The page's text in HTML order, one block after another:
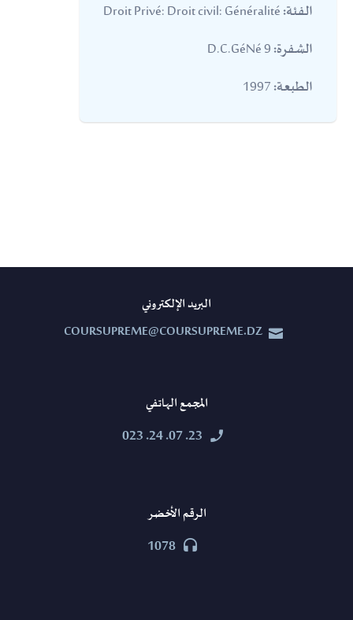
الفئة:
الشفرة:
الطبعة:
البريد الإلكتروني


COURSUPREME@COURSUPREME.DZ
المجمع الهاتفي


23. 07. 24. 023
الرقم الأخضر


1078